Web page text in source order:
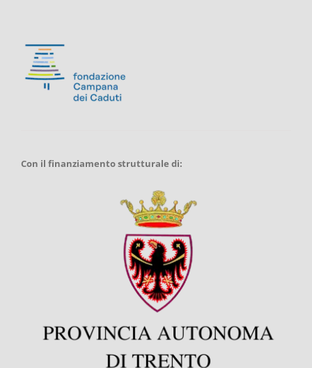
Con il finanziamento strutturale di: